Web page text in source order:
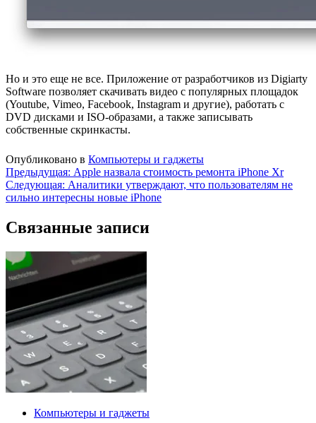
Но и это еще не все. Приложение от разработчиков из Digiarty
Software позволяет скачивать видео с популярных площадок
(Youtube, Vimeo, Facebook, Instagram и другие), работать с
DVD дисками и ISO-образами, а также записывать
собственные скринкасты.
Опубликовано в Компьютеры и гаджеты
Навигация
по
Предыдущая: Apple назвала стоимость ремонта iPhone Xr
Следующая: Аналитики утверждают, что пользователям не
сильно интересны новые iPhone
Связанные записи
Компьютеры и гаджеты